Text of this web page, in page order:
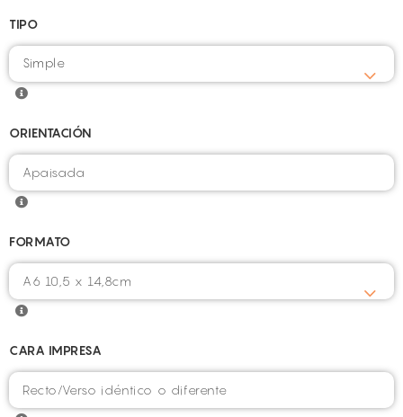
TIPO
Simple
ORIENTACIÓN
FORMATO
CARA IMPRESA